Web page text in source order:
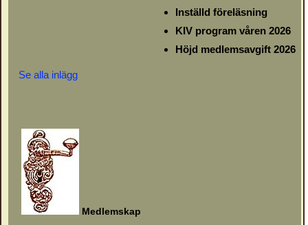
Inställd föreläsning
KIV program våren 2026
Höjd medlemsavgift 2026
Se alla inlägg
Medlemskap